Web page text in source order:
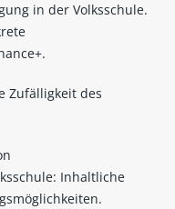
in der Volksschule.
Zufälligkeit des
Inhaltliche